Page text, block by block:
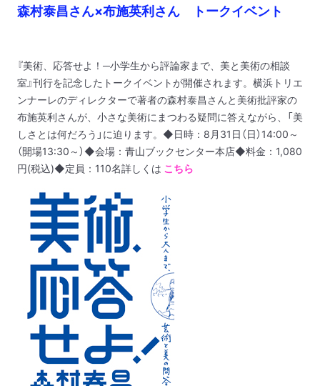
森村泰昌さん×布施英利さん トークイベント
『美術、応答せよ！─小学生から評論家まで、美と美術の相談
室』刊行を記念したトークイベントが開催されます。 横浜トリエ
ンナーレのディレクターで著者の森村泰昌さんと美術批評家の
布施英利さんが、 小さな美術にまつわる疑問に答えながら、「美
しさとは何だろう」に迫ります。 ◆日時：8月31日（日）14:00～
（開場13:30～） ◆会場：青山ブックセンター本店◆料金：1,080
円(税込)◆定員：110名詳しくは こちら